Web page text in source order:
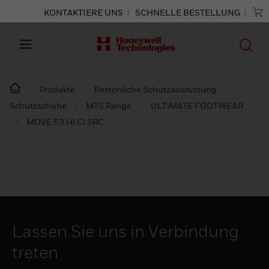
KONTAKTIERE UNS SCHNELLE BESTELLUNG
Produkte
Persönliche Schutzausrüstung
Schutzschuhe
MTS Range
ULTIMATE FOOTWEAR
MOVE S3 HI CI SRC
Lassen Sie uns in Verbindung
treten